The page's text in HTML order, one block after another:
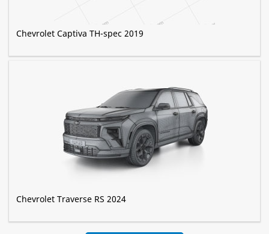
Chevrolet Captiva TH-spec 2019
Chevrolet Traverse RS 2024